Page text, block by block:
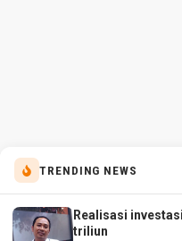
TRENDING NEWS
Realisasi
triliun